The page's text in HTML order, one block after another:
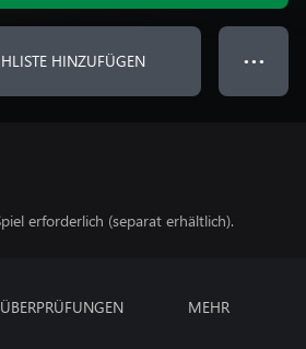
HINZUFÜGEN ● ● ●
erforderlich (separat erhältlich).
ÜBERPRÜFUNGEN MEHR